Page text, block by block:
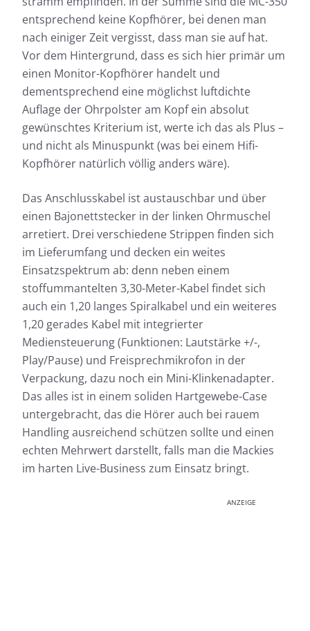
entsprechend keine Kopfhörer, bei denen man
nach einiger Zeit vergisst, dass man sie auf hat.
Vor dem Hintergrund, dass es sich hier primär um
einen Monitor-Kopfhörer handelt und
dementsprechend eine möglichst luftdichte
Auflage der Ohrpolster am Kopf ein absolut
gewünschtes Kriterium ist, werte ich das als Plus –
und nicht als Minuspunkt (was bei einem Hifi-
Kopfhörer natürlich völlig anders wäre).
Das Anschlusskabel ist austauschbar und über
einen Bajonettstecker in der linken Ohrmuschel
arretiert. Drei verschiedene Strippen finden sich
im Lieferumfang und decken ein weites
Einsatzspektrum ab: denn neben einem
stoffummantelten 3,30-Meter-Kabel findet sich
auch ein 1,20 langes Spiralkabel und ein weiteres
1,20 gerades Kabel mit integrierter
Mediensteuerung (Funktionen: Lautstärke +/-,
Play/Pause) und Freisprechmikrofon in der
Verpackung, dazu noch ein Mini-Klinkenadapter.
Das alles ist in einem soliden Hartgewebe-Case
untergebracht, das die Hörer auch bei rauem
Handling ausreichend schützen sollte und einen
echten Mehrwert darstellt, falls man die Mackies
im harten Live-Business zum Einsatz bringt.
ANZEIGE